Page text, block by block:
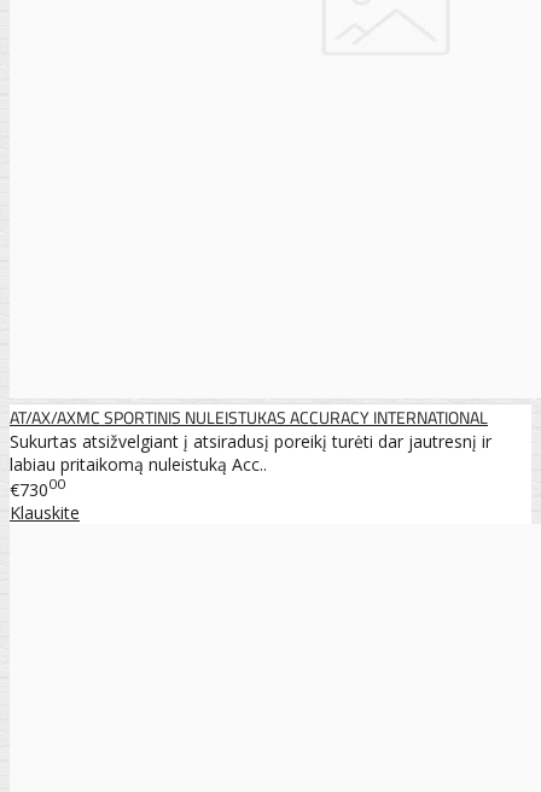
AT/AX/AXMC SPORTINIS NULEISTUKAS ACCURACY INTERNATIONAL
Sukurtas atsižvelgiant į atsiradusį poreikį turėti dar jautresnį ir
labiau pritaikomą nuleistuką Acc..
€73000
Klauskite